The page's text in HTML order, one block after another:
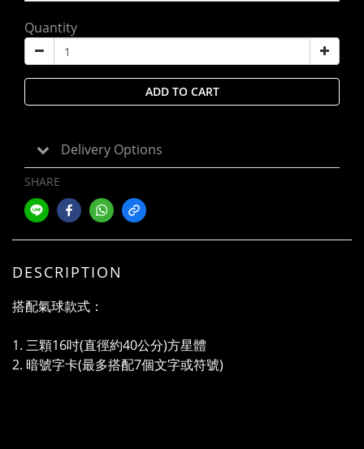
Quantity
ADD TO CART
Delivery Options
SHARE
DESCRIPTION
搭配氣球款式：
1. 三顆16吋(直徑約40公分)方星體
2. 暗號字卡(最多搭配7個文字或符號)